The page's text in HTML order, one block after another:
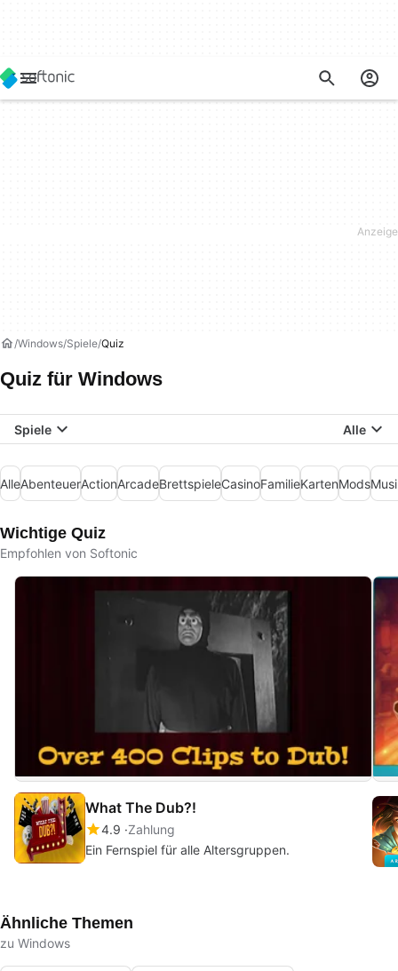
Windows Spiele Quiz
Quiz für Windows
Spiele Alle
AlleAbenteuerActionArcadeBrettspieleCasinoFamilieKartenMods
Wichtige Quiz
Empfohlen von Softonic
What The Dub?!
4.9 Zahlung
Ein Fernspiel für alle Altersgruppen.
Ähnliche Themen
zu Windows